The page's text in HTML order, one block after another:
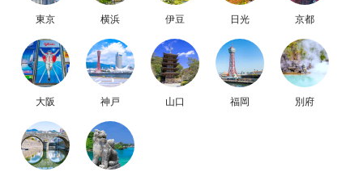
東京 横浜 伊豆 日光 京都
大阪 神戸 山口 福岡 別府